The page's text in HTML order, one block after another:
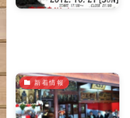
新着情報